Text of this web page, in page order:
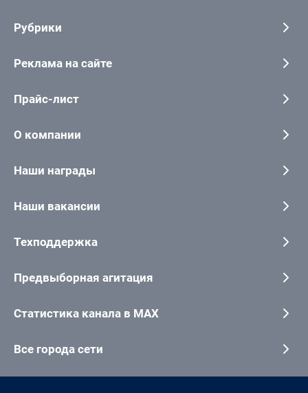
Рубрики
Реклама на сайте
Прайс-лист
О компании
Наши награды
Наши вакансии
Техподдержка
Предвыборная агитация
Статистика канала в MAX
Все города сети